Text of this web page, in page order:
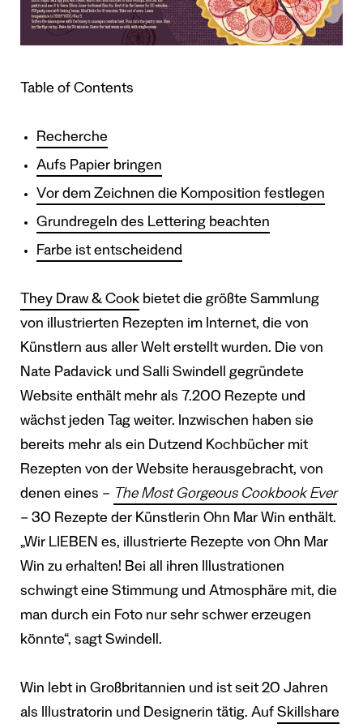
Table of Contents
Recherche
Aufs Papier bringen
Vor dem Zeichnen die Komposition festlegen
Grundregeln des Lettering beachten
Farbe ist entscheidend
They Draw & Cook bietet die größte Sammlung
von illustrierten Rezepten im Internet, die von
Künstlern aus aller Welt erstellt wurden. Die von
Nate Padavick und Salli Swindell gegründete
Website enthält mehr als 7.200 Rezepte und
wächst jeden Tag weiter. Inzwischen haben sie
bereits mehr als ein Dutzend Kochbücher mit
Rezepten von der Website herausgebracht, von
denen eines – The Most Gorgeous Cookbook Ever
– 30 Rezepte der Künstlerin Ohn Mar Win enthält.
„Wir LIEBEN es, illustrierte Rezepte von Ohn Mar
Win zu erhalten! Bei all ihren Illustrationen
schwingt eine Stimmung und Atmosphäre mit, die
man durch ein Foto nur sehr schwer erzeugen
könnte“, sagt Swindell.
Win lebt in Großbritannien und ist seit 20 Jahren
als Illustratorin und Designerin tätig. Auf Skillshare